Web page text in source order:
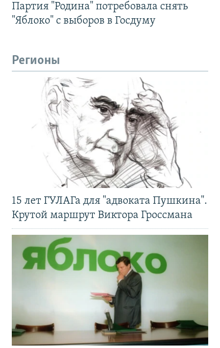
Партия "Родина" потребовала снять
"Яблоко" с выборов в Госдуму
Регионы
15 лет ГУЛАГа для "адвоката Пушкина".
Крутой маршрут Виктора Гроссмана